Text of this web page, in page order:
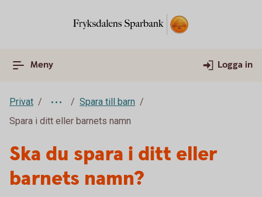
Meny Logga in
Privat
Spara till barn
Spara i ditt eller barnets namn
Ska du spara i ditt eller
barnets namn?